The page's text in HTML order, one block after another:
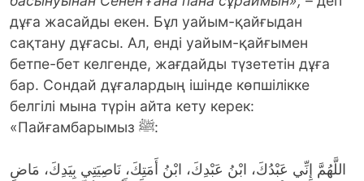
дұға жасайды екен. Бұл уайым-қайғыдан
сақтану дұғасы. Ал, енді уайым-қайғымен
бетпе-бет келгенде, жағдайды түзететін дұға
бар. Сондай дұғалардың ішінде көпшілікке
белгілі мына түрін айта кету керек:
«Пайғамбарымыз ﷺ:
اللَّهُمَّ إِنِّي عَبْدُكَ، ابْنُ عَبْدِكَ، ابْنُ أَمَتِكَ، نَاصِيَتِي بِيَدِكَ، مَاضٍ